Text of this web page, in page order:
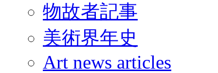
物故者記事
美術界年史
Art news articles